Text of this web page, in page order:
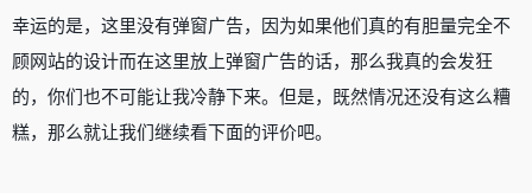
幸运的是，这里没有弹窗广告，因为如果他们真的有胆量完全不
顾网站的设计而在这里放上弹窗广告的话，那么我真的会发狂
的，你们也不可能让我冷静下来。但是，既然情况还没有这么糟
糕，那么就让我们继续看下面的评价吧。